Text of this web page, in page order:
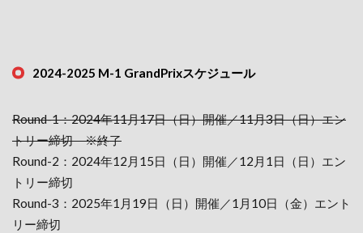
2024-2025 M-1 GrandPrixスケジュール
Round-1：2024年11月17日（日）開催／11月3日（日）エン
トリー締切 ※終了
Round-2：2024年12月15日（日）開催／12月1日（日）エン
トリー締切
Round-3：2025年1月19日（日）開催／1月10日（金）エント
リー締切